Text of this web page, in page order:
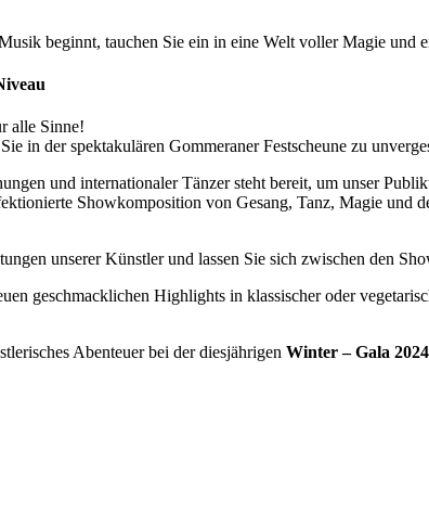
beginnt, tauchen Sie ein in eine Welt voller Magie und
alle Sinne!
in der spektakulären Gommeraner Festscheune zu
und internationaler Tänzer steht bereit, um unser
Showkomposition von Gesang, Tanz, Magie
unserer Künstler und lassen Sie sich zwischen den
geschmacklichen Highlights in klassischer oder
Abenteuer bei der diesjährigen Winter – Gala